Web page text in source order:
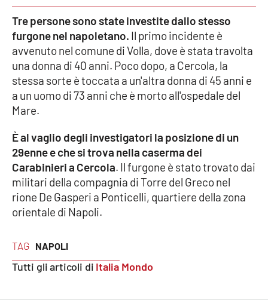
Meteo
Editoriali
VIDEO
Ambiente
Cronaca
Cultura
Economia e Lavoro
Sanità
TAG NAPOLI
Tutti gli articoli di Italia Mondo
Tre persone sono state investite dallo stesso
furgone nel napoletano. Il primo incidente è
avvenuto nel comune di Volla, dove è stata travolta
una donna di 40 anni. Poco dopo, a Cercola, la
stessa sorte è toccata a un'altra donna di 45 anni e
a un uomo di 73 anni che è morto all'ospedale del
Mare.
È al vaglio degli investigatori la posizione di un
29enne e che si trova nella caserma dei
Carabinieri a Cercola. Il furgone è stato trovato dai
militari della compagnia di Torre del Greco nel
rione De Gasperi a Ponticelli, quartiere della zona
orientale di Napoli.